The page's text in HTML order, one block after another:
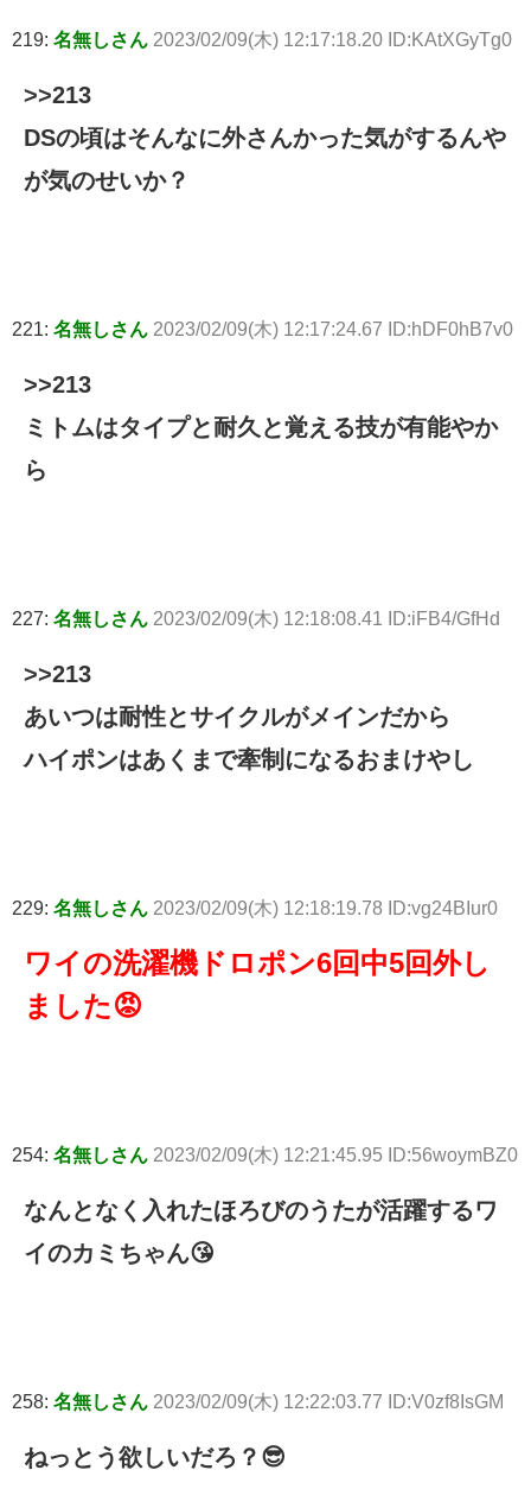
219: 名無しさん 2023/02/09(木) 12:17:18.20 ID:KAtXGyTg0
>>213
DSの頃はそんなに外さんかった気がするんや
が気のせいか？
221: 名無しさん 2023/02/09(木) 12:17:24.67 ID:hDF0hB7v0
>>213
ミトムはタイプと耐久と覚える技が有能やか
ら
227: 名無しさん 2023/02/09(木) 12:18:08.41 ID:iFB4/GfHd
>>213
あいつは耐性とサイクルがメインだから
ハイポンはあくまで牽制になるおまけやし
229: 名無しさん 2023/02/09(木) 12:18:19.78 ID:vg24BIur0
ワイの洗濯機ドロポン6回中5回外し
ました😡
254: 名無しさん 2023/02/09(木) 12:21:45.95 ID:56woymBZ0
なんとなく入れたほろびのうたが活躍するワ
イのカミちゃん😘
258: 名無しさん 2023/02/09(木) 12:22:03.77 ID:V0zf8IsGM
ねっとう欲しいだろ？😎